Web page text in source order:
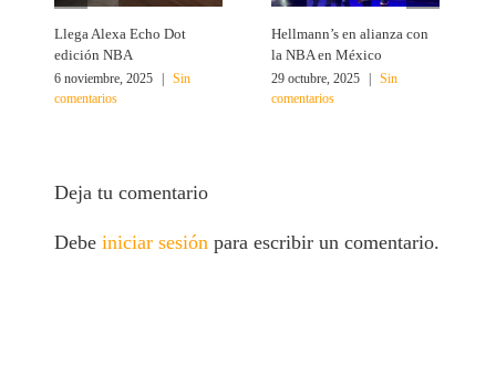
Llega Alexa Echo Dot
edición NBA
6 noviembre, 2025 |
Sin
comentarios
Hellmann’s en alianza con
la NBA en México
29 octubre, 2025 |
Sin
comentarios
Deja tu comentario
Debeiniciar sesiónpara escribir un comentario.